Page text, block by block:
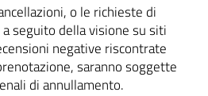
o le richieste di
seguito della visione su siti
negative riscontrate
saranno soggette
di annullamento.